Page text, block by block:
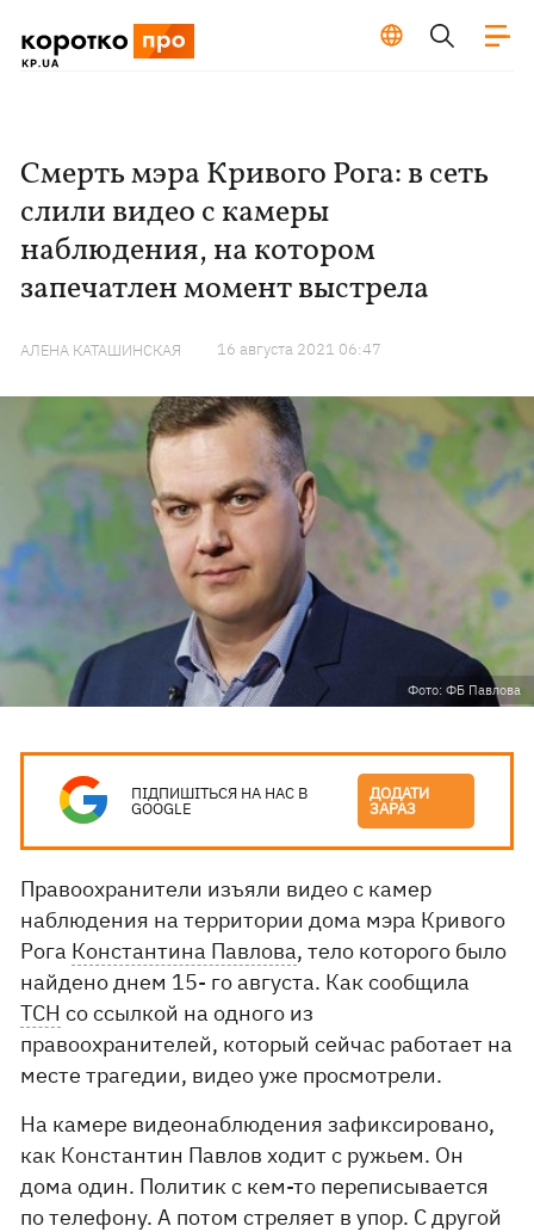
Смерть мэра Кривого Рога: в сеть
слили видео с камеры
наблюдения, на котором
запечатлен момент выстрела
АЛЕНА КАТАШИНСКАЯ 16 августа 2021 06:47
Фото: ФБ Павлова
ПІДПИШІТЬСЯ НА НАС В
GOOGLE
ДОДАТИ
ЗАРАЗ
Правоохранители изъяли видео с камер
наблюдения на территории дома мэра Кривого
Рога Константина Павлова, тело которого было
найдено днем 15- го августа. Как сообщила
ТСН со ссылкой на одного из
правоохранителей, который сейчас работает на
месте трагедии, видео уже просмотрели.
На камере видеонаблюдения зафиксировано,
как Константин Павлов ходит с ружьем. Он
дома один. Политик с кем-то переписывается
по телефону. А потом стреляет в упор. С другой